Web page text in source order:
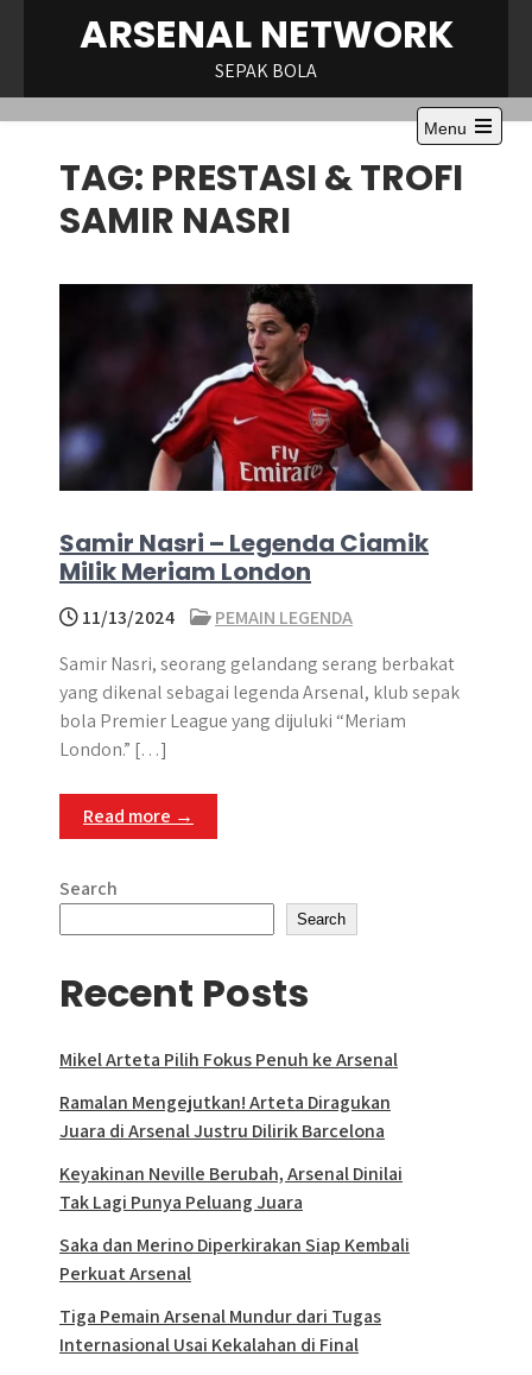
ARSENAL NETWORK
SEPAK BOLA
Menu
Open
the
TAG: PRESTASI & TROFI
SAMIR NASRI
Samir Nasri – Legenda Ciamik
Milik Meriam London
11/13/2024
PEMAIN LEGENDA
Samir Nasri, seorang gelandang serang berbakat
yang dikenal sebagai legenda Arsenal, klub sepak
bola Premier League yang dijuluki “Meriam
London.” […]
Read more →
Search
Search
Recent Posts
Mikel Arteta Pilih Fokus Penuh ke Arsenal
Ramalan Mengejutkan! Arteta Diragukan
Juara di Arsenal Justru Dilirik Barcelona
Keyakinan Neville Berubah, Arsenal Dinilai
Tak Lagi Punya Peluang Juara
Saka dan Merino Diperkirakan Siap Kembali
Perkuat Arsenal
Tiga Pemain Arsenal Mundur dari Tugas
Internasional Usai Kekalahan di Final